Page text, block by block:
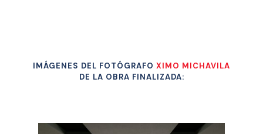
IMÁGENES DEL FOTÓGRAFO XIMO MICHAVILA
DE LA OBRA FINALIZADA: